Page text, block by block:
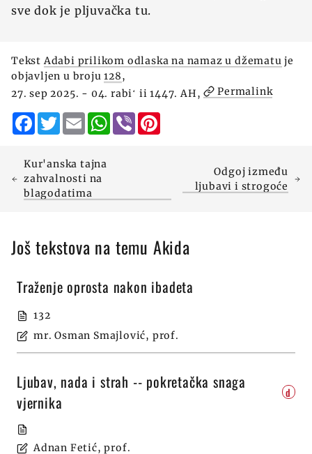
sve dok je pljuvačka tu.
TekstAdabi prilikom odlaska na namaz u džematu je
objavljen u broju128,
27. sep 2025. - 04. rabiʻ ii 1447. AH,
Permalink
Facebook
TwitterEmailWhatsApp
Viber
Kur'anska tajna
zahvalnosti na
blagodatima
Odgoj između
ljubavi i strogoće
Još tekstova na temu Akida
Traženje oprosta nakon ibadeta
132
mr. Osman Smajlović, prof.
Ljubav, nada i strah -- pokretačka snaga
vjernika
d
Adnan Fetić, prof.